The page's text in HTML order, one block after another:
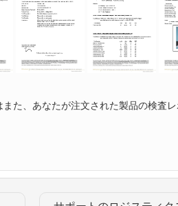
た、あなたが注文された製品の検査